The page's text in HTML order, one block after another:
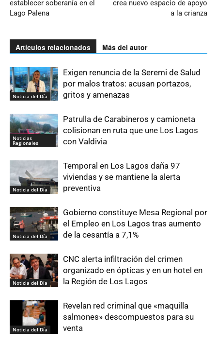
establecer soberanía en el
Lago Palena
crea nuevo espacio de apoyo
a la crianza
Artículos relacionados Más del autor
Noticia del Día
Exigen renuncia de la Seremi de Salud
por malos tratos: acusan portazos,
gritos y amenazas
Noticias
Regionales
Patrulla de Carabineros y camioneta
colisionan en ruta que une Los Lagos
con Valdivia
Noticia del Día
Temporal en Los Lagos daña 97
viviendas y se mantiene la alerta
preventiva
Noticia del Día
Gobierno constituye Mesa Regional por
el Empleo en Los Lagos tras aumento
de la cesantía a 7,1%
Noticia del Día
CNC alerta infiltración del crimen
organizado en ópticas y en un hotel en
la Región de Los Lagos
Noticia del Día
Revelan red criminal que «maquilla
salmones» descompuestos para su
venta